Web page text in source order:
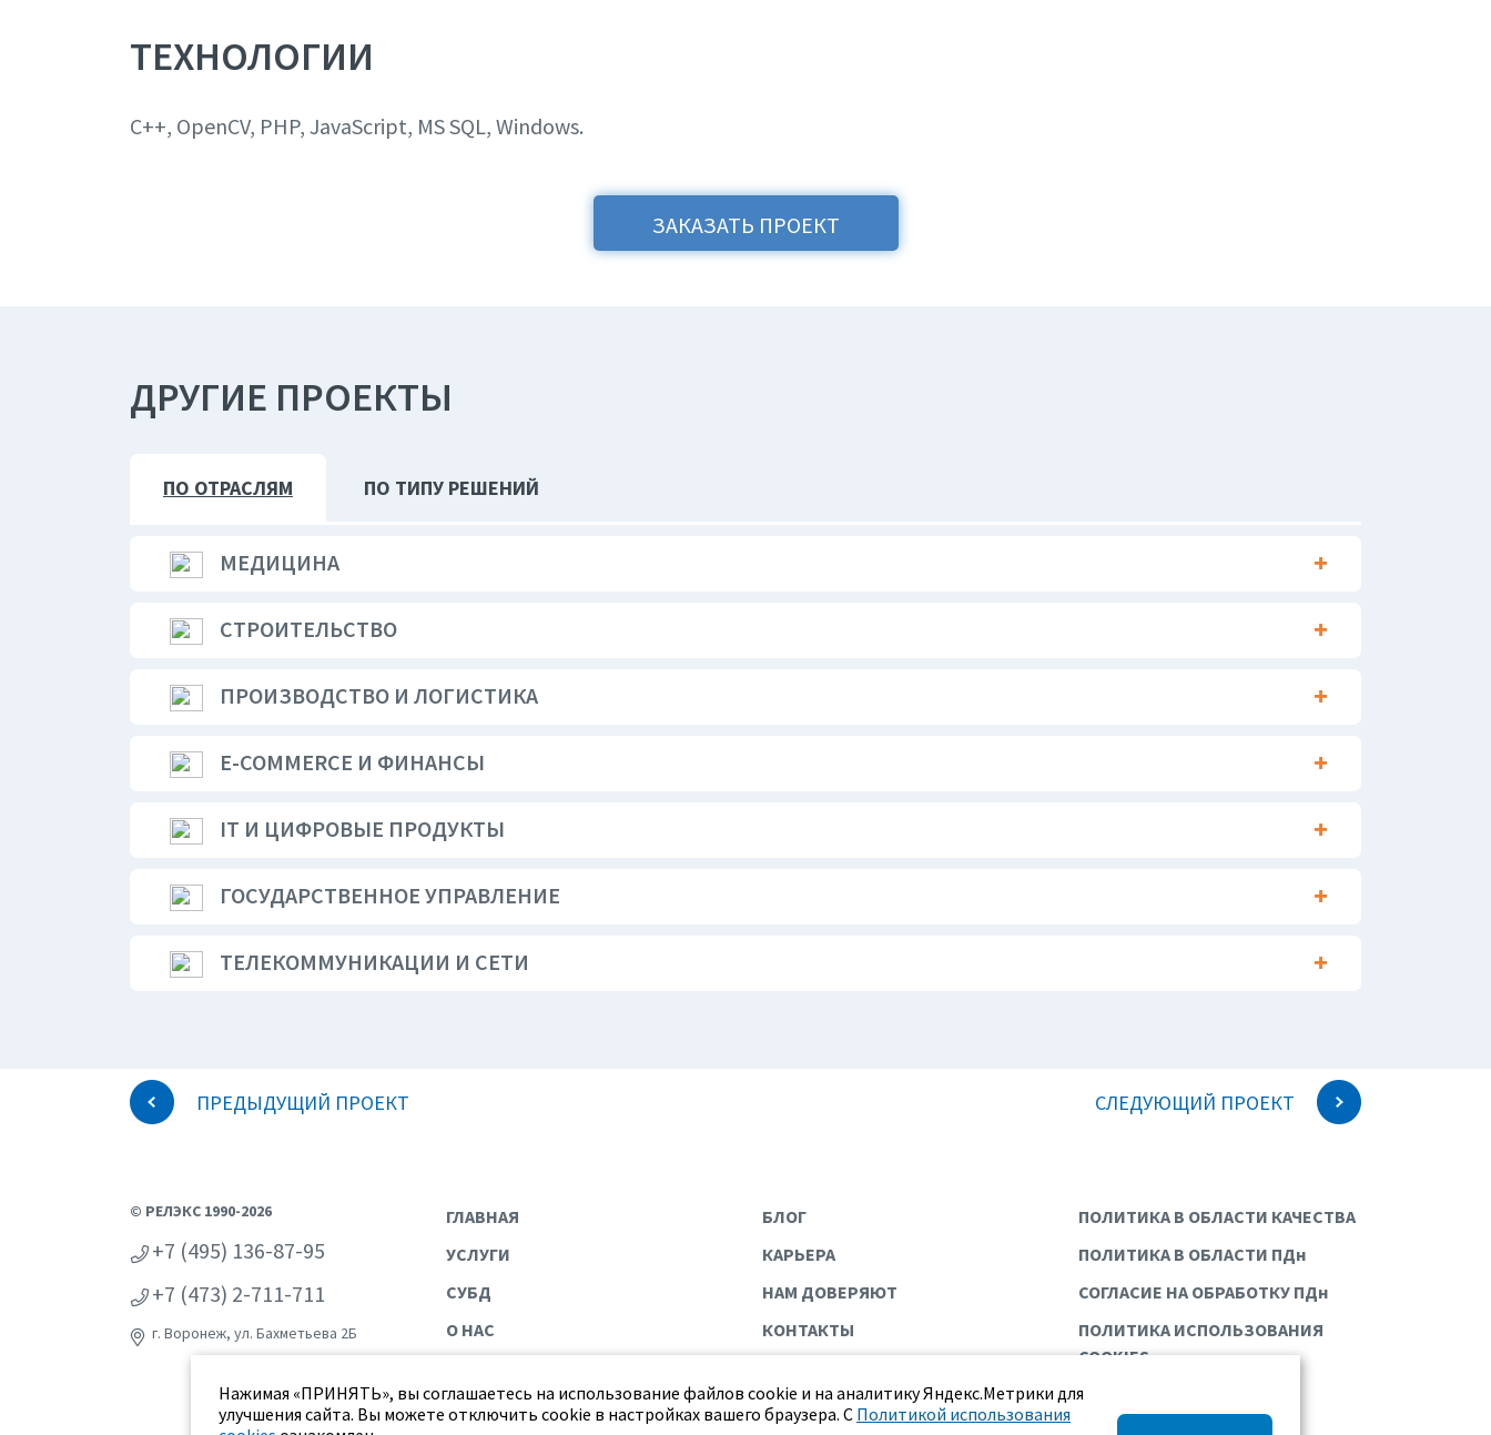
ТЕХНОЛОГИИ
C++, OpenCV, PHP, JavaScript, MS SQL, Windows.
ЗАКАЗАТЬ ПРОЕКТ
ДРУГИЕ ПРОЕКТЫ
ПО ОТРАСЛЯМ ПО ТИПУ РЕШЕНИЙ
МЕДИЦИНА
СТРОИТЕЛЬСТВО
ПРОИЗВОДСТВО И ЛОГИСТИКА
E-COMMERCE И ФИНАНСЫ
IT И ЦИФРОВЫЕ ПРОДУКТЫ
ГОСУДАРСТВЕННОЕ УПРАВЛЕНИЕ
ТЕЛЕКОММУНИКАЦИИ И СЕТИ
ПРЕДЫДУЩИЙ ПРОЕКТ СЛЕДУЮЩИЙ ПРОЕКТ
Нажимая «ПРИНЯТЬ», вы соглашаетесь на использование файлов cookie и на аналитику Яндекс.Метрики для
улучшения сайта. Вы можете отключить cookie в настройках вашего браузера. С Политикой использования
© РЕЛЭКС 1990-2026
+7 (495) 136-87-95
+7 (473) 2-711-711
г. Воронеж, ул. Бахметьева 2Б
ГЛАВНАЯ
УСЛУГИ
СУБД
О НАС
БЛОГ
КАРЬЕРА
НАМ ДОВЕРЯЮТ
КОНТАКТЫ
ПОЛИТИКА В ОБЛАСТИ КАЧЕСТВА
ПОЛИТИКА В ОБЛАСТИ ПДн
СОГЛАСИЕ НА ОБРАБОТКУ ПДн
ПОЛИТИКА ИСПОЛЬЗОВАНИЯ
COOKIES